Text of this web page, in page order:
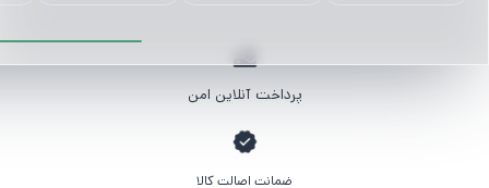
پرداخت آنلاین امن
ضمانت اصالت کالا